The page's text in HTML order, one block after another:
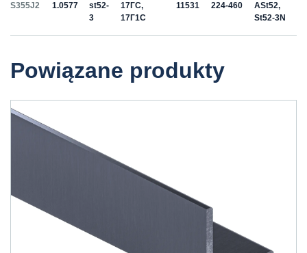
S355J2 1.0577
st52-
3
17ГС,
17Г1С
11531 224-460
ASt52,
St52-3N
Powiązane produkty